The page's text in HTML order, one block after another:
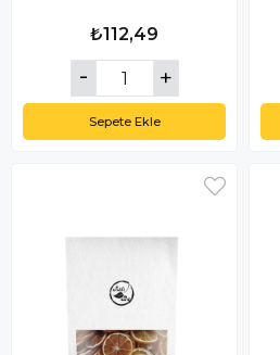
₺112,49
Sepete Ekle